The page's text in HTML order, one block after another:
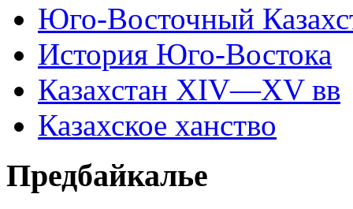
Юго-Восточный
История Юго-Востока
Казахстан XIV—XV вв
Казахское ханство
Предбайкалье